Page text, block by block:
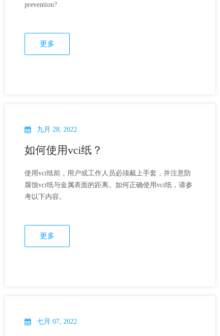
prevention?
更多
九月 28, 2022
如何使用vci纸？
使用vci纸前，用户或工作人员必须戴上手套，并注意防
腐蚀vci纸与金属表面的距离。如何正确使用vci纸，请参
考以下内容。
更多
七月 07, 2022